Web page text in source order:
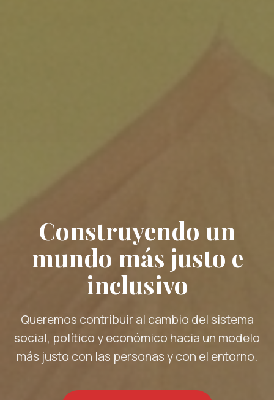
Construyendo un
mundo más justo e
inclusivo
Queremos contribuir al cambio del sistema
social, político y económico hacia un modelo
más justo con las personas y con el entorno.